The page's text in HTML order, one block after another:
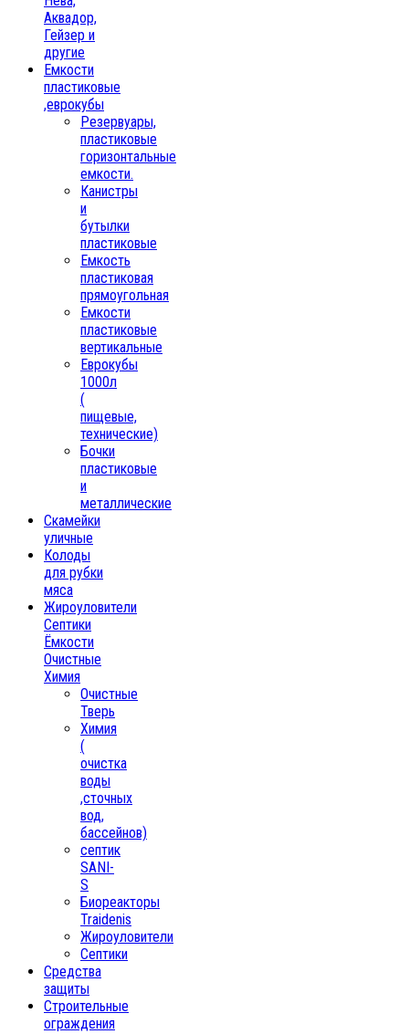
Аквадор,
Гейзер и
другие
Емкости
пластиковые
,еврокубы
Резервуары,
пластиковые
горизонтальные
емкости.
Канистры
и
бутылки
пластиковые
Емкость
пластиковая
прямоугольная
Емкости
пластиковые
вертикальные
Еврокубы
1000л
(
пищевые,
технические)
Бочки
пластиковые
и
металлические
Скамейки
уличные
Колоды
для рубки
мяса
Жироуловители
Септики
Ёмкости
Очистные
Химия
Очистные
Тверь
Химия
(
очистка
воды
,сточных
вод,
бассейнов)
септик
SANI-
S
Биореакторы
Traidenis
Жироуловители
Септики
Средства
защиты
Строительные
ограждения